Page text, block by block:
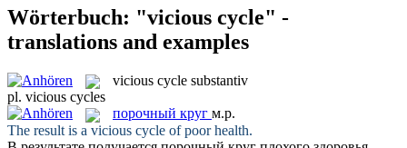
Wörterbuch: "vicious cycle" -
translations and examples
vicious cycle substantiv
pl. vicious cycles
порочный круг м.р.
The result is a vicious cycle of poor health.